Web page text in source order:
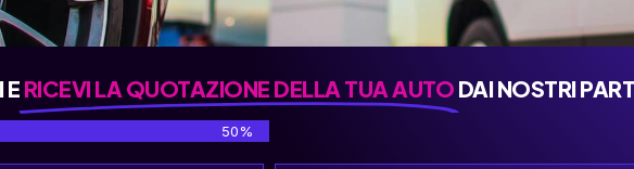
E RICEVI LA QUOTAZIONE DELLA TUA AUTO DAI NOSTRI
50%